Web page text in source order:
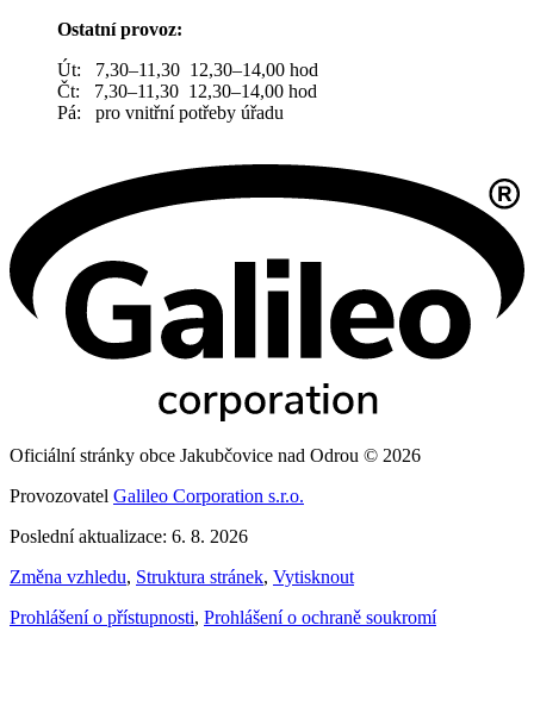
Ostatní provoz:
Út: 7,30–11,30 12,30–14,00 hod
Čt: 7,30–11,30 12,30–14,00 hod
Pá: pro vnitřní potřeby úřadu
Oficiální stránky obce Jakubčovice nad Odrou © 2026
Provozovatel Galileo Corporation s.r.o.
Poslední aktualizace: 6. 8. 2026
Změna vzhledu, Struktura stránek, Vytisknout
Prohlášení o přístupnosti, Prohlášení o ochraně soukromí